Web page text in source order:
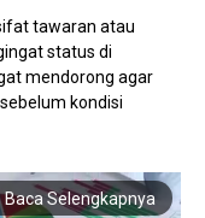
tawaran atau
status di
mendorong agar
kondisi
Baca Selengkapnya